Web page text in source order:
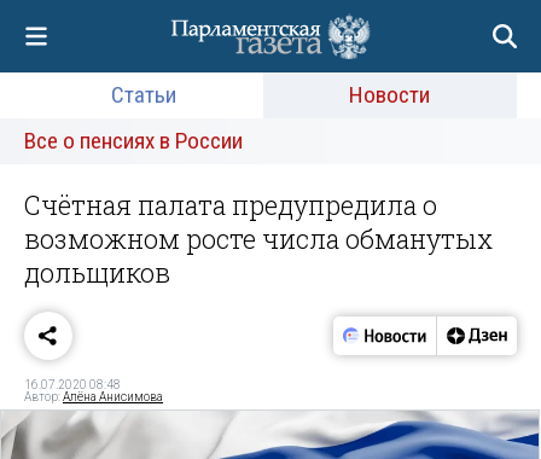
Статьи
Новости
Все о пенсиях в России
Счётная палата предупредила о
возможном росте числа обманутых
дольщиков
16.07.2020 08:48
Автор:Алёна Анисимова